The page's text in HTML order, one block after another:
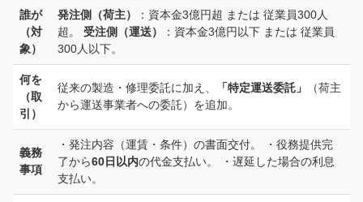
誰が
（対
象）
発注側（荷主）
：資本金3億円超 または 従業員300人
超。 受注側（運送）
：資本金3億円以下 または 従業員
300人以下。
何を
（取
引）
従来の製造・修理委託に加え、 「特定運送委託」
（荷主
から運送事業者への委託）を追加。
義務
事項
・発注内容（運賃・条件）の書面交付。 ・役務提供完
了から60日以内の代金支払い。 ・遅延した場合の利息
支払い。